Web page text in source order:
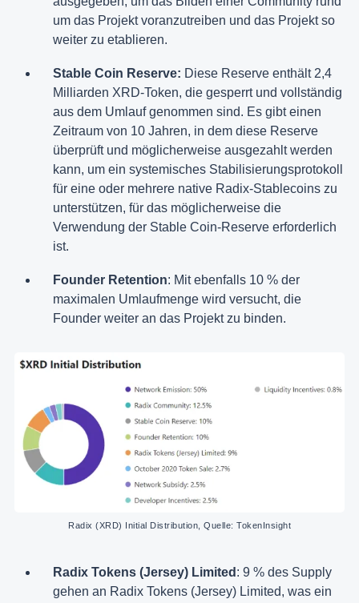
um das Projekt voranzutreiben und das Projekt so
weiter zu etablieren.
Stable Coin Reserve: Diese Reserve enthält 2,4
Milliarden XRD-Token, die gesperrt und vollständig
aus dem Umlauf genommen sind. Es gibt einen
Zeitraum von 10 Jahren, in dem diese Reserve
überprüft und möglicherweise ausgezahlt werden
kann, um ein systemisches Stabilisierungsprotokoll
für eine oder mehrere native Radix-Stablecoins zu
unterstützen, für das möglicherweise die
Verwendung der Stable Coin-Reserve erforderlich
ist.
Founder Retention: Mit ebenfalls 10 % der
maximalen Umlaufmenge wird versucht, die
Founder weiter an das Projekt zu binden.
Radix (XRD) Initial Distribution, Quelle: TokenInsight
Radix Tokens (Jersey) Limited : 9 % des Supply
gehen an Radix Tokens (Jersey) Limited, was ein